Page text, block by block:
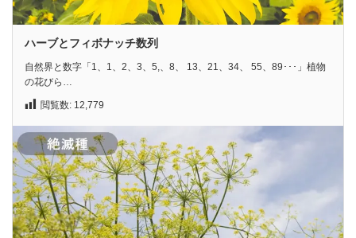
ハーブとフィボナッチ数列
自然界と数字「1、1、2、3、5,、8、 13、21、34、 55、89･･･」植物
の花びら…
閲覧数: 12,779